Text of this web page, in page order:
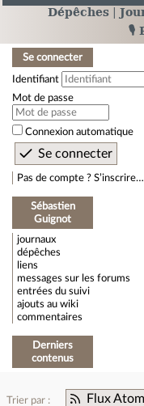
Dépêches
🎙️
Se connecter
Identifiant
Mot de passe
Connexion automatique
Pas de compte ? S’inscrire…
Sébastien
Guignot
journaux
dépêches
liens
messages sur les forums
entrées du suivi
ajouts au wiki
commentaires
Derniers
contenus
Flux
Trier par :